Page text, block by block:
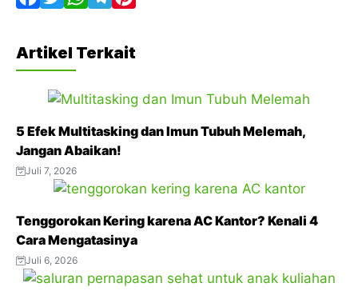
a
c
o
o
w
i
e
r
h
a
t
A
p
p
e
r
m
t
r
s
Artikel Terkait
5 Efek Multitasking dan Imun Tubuh Melemah,
Jangan Abaikan!
Juli 7, 2026
Tenggorokan Kering karena AC Kantor? Kenali 4
Cara Mengatasinya
Juli 6, 2026